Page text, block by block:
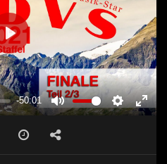
-50:01
MUTE SETTINGS
PLAY